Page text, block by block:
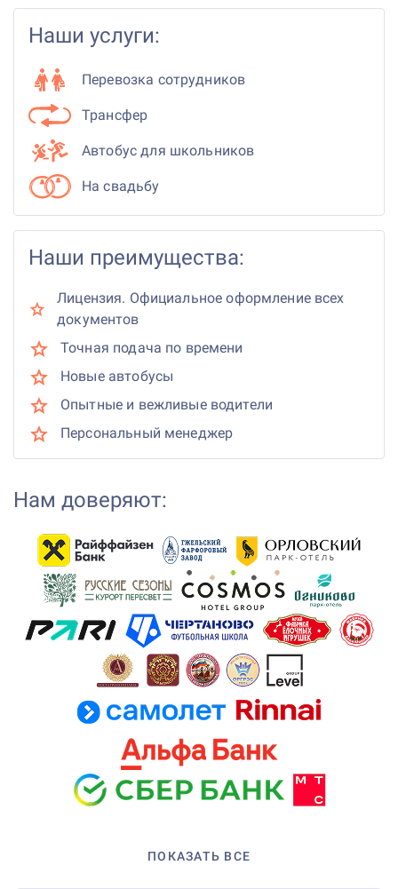
Наши услуги:
Перевозка сотрудников
Трансфер
Автобус для школьников
На свадьбу
Наши преимущества:
Лицензия. Официальное оформление всех
документов
Точная подача по времени
Новые автобусы
Опытные и вежливые водители
Персональный менеджер
Нам доверяют:
ПОКАЗАТЬ ВСЕ